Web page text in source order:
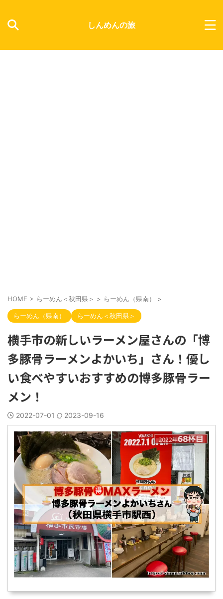
しんめんの旅
HOME > らーめん＜秋田県＞ > らーめん（県南） >
らーめん（県南） らーめん＜秋田県＞
横手市の新しいラーメン屋さんの「博
多豚骨ラーメンよかいち」さん！優し
い食べやすいおすすめの博多豚骨ラー
メン！
2022-07-01 2023-09-16